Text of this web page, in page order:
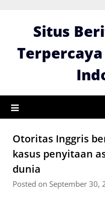
Situs
Otoritas Inggris
kasus penyitaan
dunia
Posted on September 30,